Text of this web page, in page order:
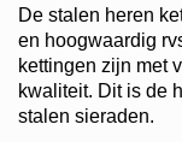
De stalen heren
en hoogwaardig
kettingen zijn met
kwaliteit. Dit is de
stalen sieraden.